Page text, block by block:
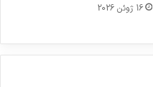
16 ژوئن 2026